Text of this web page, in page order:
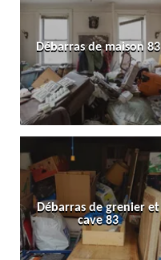
Débarras de maison 83
Débarras de grenier et
cave 83